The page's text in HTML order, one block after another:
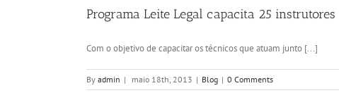
Programa Leite Legal capacita 25
Com o objetivo de capacitar os técnicos que atuam junto [...]
By admin | maio 18th, 2013 | Blog | 0 Comments